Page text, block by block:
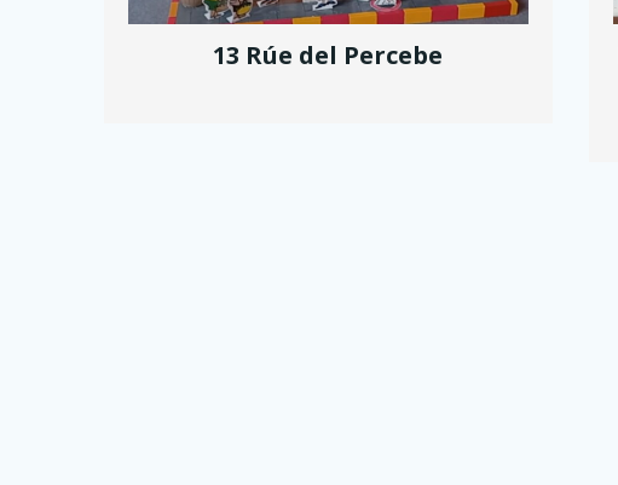
13 Rúe del Percebe